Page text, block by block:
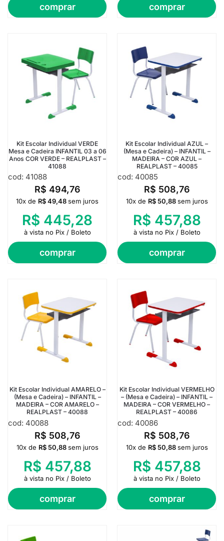
comprar comprar
Kit Escolar Individual VERDE
Mesa e Cadeira INFANTIL 03 a 06
Anos COR VERDE – REALPLAST –
41088
cod: 41088
R$ 494,76
comprar
10x de R$49,48sem juros
R$ 445,28
à vista no Pix / Boleto
Kit Escolar Individual AZUL –
(Mesa e Cadeira) – INFANTIL –
MADEIRA – COR AZUL –
REALPLAST – 40085
cod: 40085
R$ 508,76
comprar
10x de R$50,88 sem juros
R$ 457,88
à vista no Pix / Boleto
Kit Escolar Individual AMARELO –
(Mesa e Cadeira) – INFANTIL –
MADEIRA – COR AMARELO –
REALPLAST – 40088
cod: 40088
R$ 508,76
comprar
10x de R$50,88 sem juros
R$ 457,88
à vista no Pix / Boleto
Kit Escolar Individual VERMELHO
– (Mesa e Cadeira) – INFANTIL –
MADEIRA – COR VERMELHO –
REALPLAST – 40086
cod: 40086
R$ 508,76
comprar
10x de R$50,88 sem juros
R$ 457,88
à vista no Pix / Boleto